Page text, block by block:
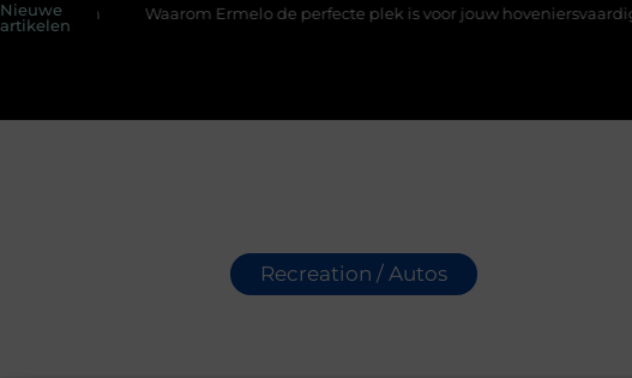
Nieuwe
artikelen
Waarom Ermelo de perfecte plek is voor jouw hoveniersvaardigheden
Recreation / Autos